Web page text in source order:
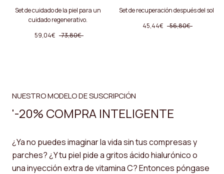
Set de cuidado de la piel para un
cuidado regenerativo.
59,04€
73,80€
Set de recuperación después del sol
45,44€
56,80€
NUESTRO MODELO DE SUSCRIPCIÓN
'-20% COMPRA INTELIGENTE
¿Ya no puedes imaginar la vida sin tus compresas y
parches? ¿Y tu piel pide a gritos ácido hialurónico o
una inyección extra de vitamina C? Entonces póngase